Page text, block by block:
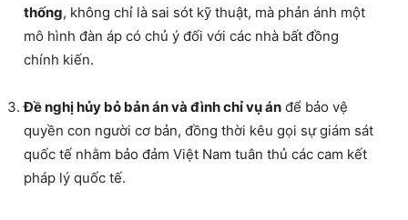
thống, không chỉ là sai sót kỹ thuật, mà phản ánh một
mô hình đàn áp có chủ ý đối với các nhà bất đồng
chính kiến.
Đề nghị hủy bỏ bản án và đình chỉ vụ án để bảo vệ
quyền con người cơ bản, đồng thời kêu gọi sự giám sát
quốc tế nhằm bảo đảm Việt Nam tuân thủ các cam kết
pháp lý quốc tế.